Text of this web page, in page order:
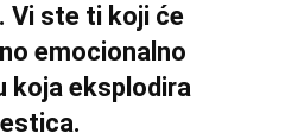
Vi ste ti koji će
emocionalno
koja eksplodira